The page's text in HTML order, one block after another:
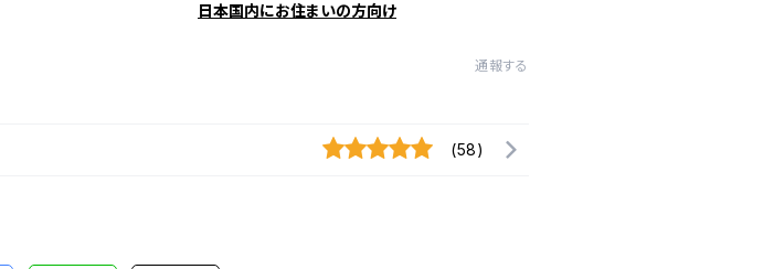
日本国内にお住まいの方向け
通報する
(58)